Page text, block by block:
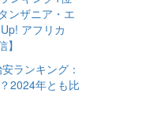
ンザニア・エ
アフリカ
ランキング：
2024年とも比